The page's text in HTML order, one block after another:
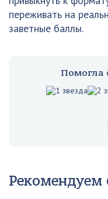
переживать на
заветные баллы.
Помогла
Рекомендуем